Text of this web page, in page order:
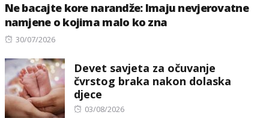
Ne bacajte kore narandže: Imaju nevjerovatne
namjene o kojima malo ko zna
Posted
30/07/2026
Devet savjeta za očuvanje
čvrstog braka nakon dolaska
djece
Posted
03/08/2026